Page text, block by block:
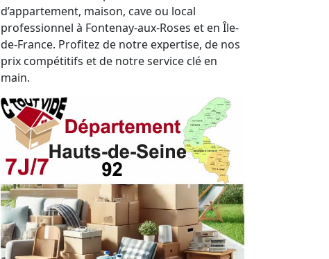
d’appartement, maison, cave ou local
professionnel à Fontenay-aux-Roses et en Île-
de-France. Profitez de notre expertise, de nos
prix compétitifs et de notre service clé en
main.